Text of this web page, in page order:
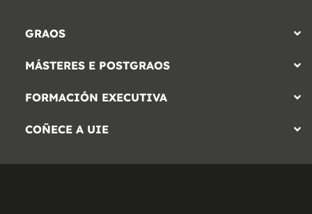
GRAOS
MÁSTERES E POSTGRAOS
FORMACIÓN EXECUTIVA
COÑECE A UIE